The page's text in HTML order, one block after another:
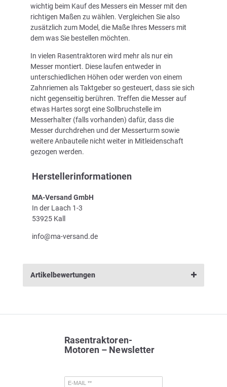
wichtig beim Kauf des Messers ein Messer mit den
richtigen Maßen zu wählen. Vergleichen Sie also
zusätzlich zum Model, die Maße Ihres Messers mit
dem was Sie bestellen möchten.
In vielen Rasentraktoren wird mehr als nur ein
Messer montiert. Diese laufen entweder in
unterschiedlichen Höhen oder werden von einem
Zahnriemen als Taktgeber so gesteuert, dass sie sich
nicht gegenseitig berühren. Treffen die Messer auf
etwas Hartes sorgt eine Sollbruchstelle im
Messerhalter (falls vorhanden) dafür, dass die
Messer durchdrehen und der Messerturm sowie
weitere Anbauteile nicht weiter in Mitleidenschaft
gezogen werden.
Herstellerinformationen
MA-Versand GmbH
In der Laach 1-3
53925 Kall
info@ma-versand.de
Artikelbewertungen
Rasentraktoren-
Motoren – Newsletter
E-MAIL **